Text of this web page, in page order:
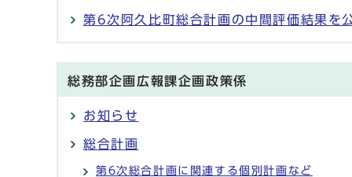
第6次阿久比町総合計画の中間評価結果を
総務部企画広報課企画政策係
お知らせ
総合計画
第6次総合計画に関連する個別計画など